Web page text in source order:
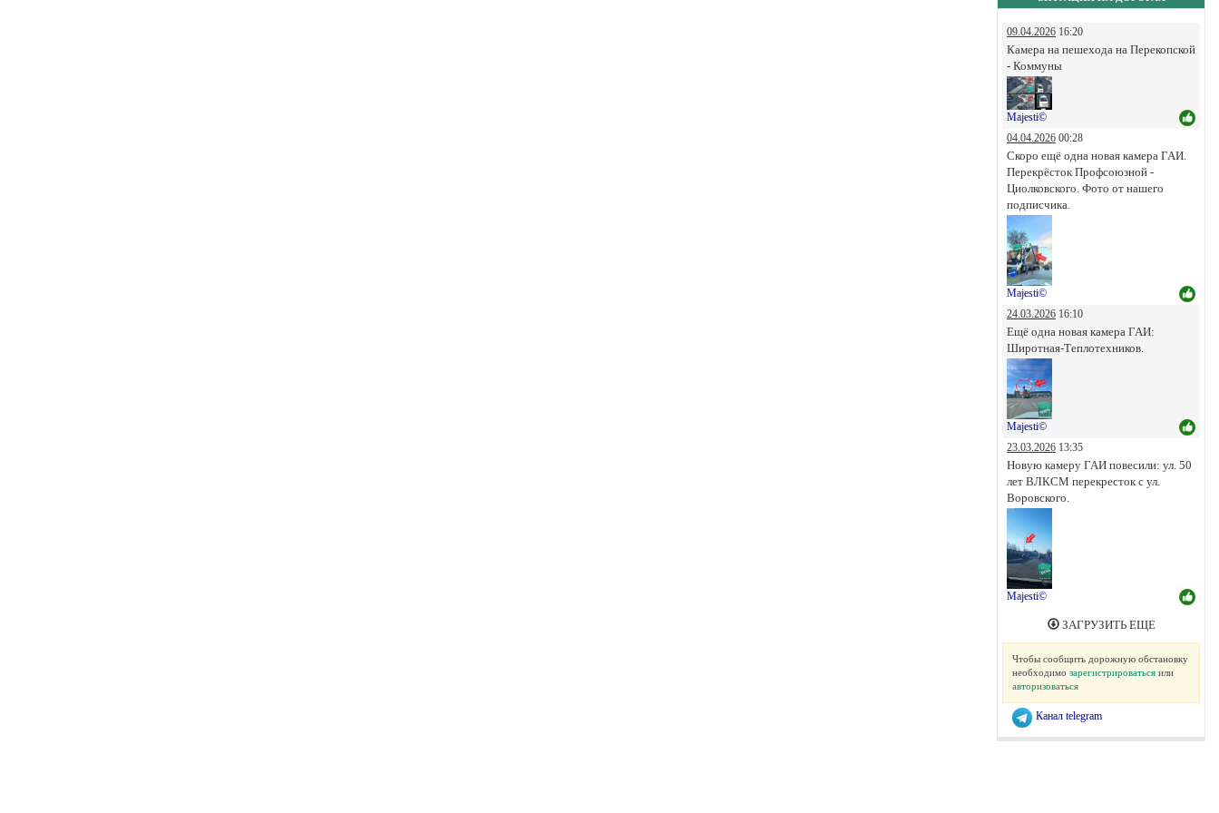
09.04.2026 16:20
Камера на пешехода на Перекопской
- Коммуны
Majesti©
04.04.2026 00:28
Скоро ещё одна новая камера ГАИ.
Перекрёсток Профсоюзной -
Циолковского. Фото от нашего
подписчика.
Majesti©
24.03.2026 16:10
Ещё одна новая камера ГАИ:
Широтная-Теплотехников.
Majesti©
23.03.2026 13:35
Новую камеру ГАИ повесили: ул. 50
лет ВЛКСМ перекресток с ул.
Воровского.
Majesti©
ЗАГРУЗИТЬ ЕЩЕ
Чтобы сообщить дорожную обстановку
необходимо зарегистрироваться или
авторизоваться
Канал telegram